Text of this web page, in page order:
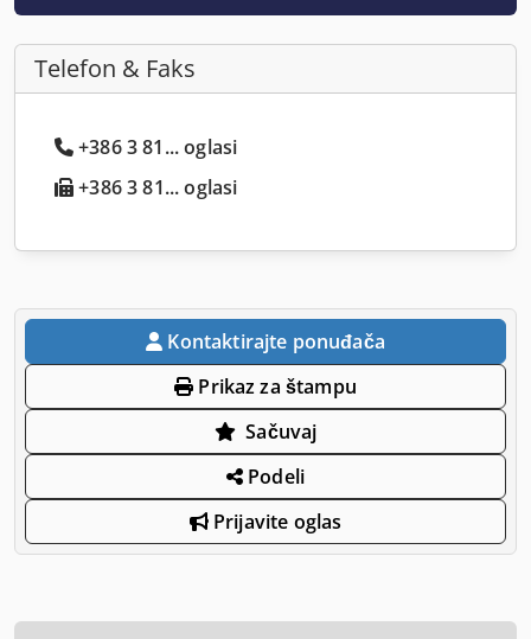
Telefon & Faks
+386 3 81... oglasi
+386 3 81... oglasi
Kontaktirajte ponuđača
Prikaz za štampu
Sačuvaj
Podeli
Prijavite oglas